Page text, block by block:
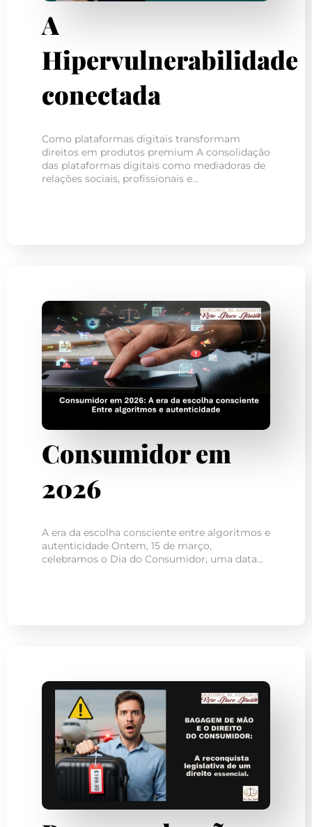
A
Hipervulnerabilidade
conectada
Como plataformas digitais transformam
direitos em produtos premium A consolidação
das plataformas digitais como mediadoras de
relações sociais, profissionais e…
Consumidor em
2026
A era da escolha consciente entre algoritmos e
autenticidade Ontem, 15 de março,
celebramos o Dia do Consumidor, uma data…